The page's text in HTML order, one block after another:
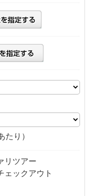
たり）
リツアー
ェックアウト